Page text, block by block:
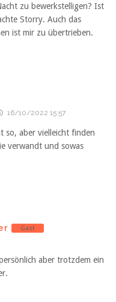
zu bewerkstelligen? Ist
Storry. Auch das
ist mir zu übertrieben.
16/10/2022 15:57
so, aber vielleicht finden
verwandt und sowas
Gast
aber trotzdem ein